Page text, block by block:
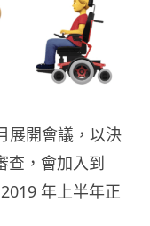
展開會議，以決
查，會加入到
年上半年正